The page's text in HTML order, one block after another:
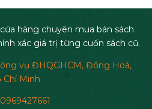
hàng chuyên mua bán sách
xác giá trị từng cuốn sách cũ.
vụ ĐHQGHCM, Đông Hoà,
Chí Minh